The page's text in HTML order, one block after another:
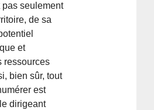
pas seulement
de sa
et
ressources
bien sûr, tout
est
dirigeant